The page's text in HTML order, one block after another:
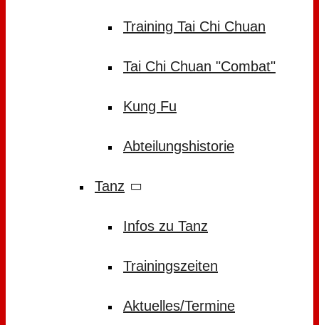
Training Tai Chi Chuan
Tai Chi Chuan "Combat"
Kung Fu
Abteilungshistorie
Tanz
Infos zu Tanz
Trainingszeiten
Aktuelles/Termine